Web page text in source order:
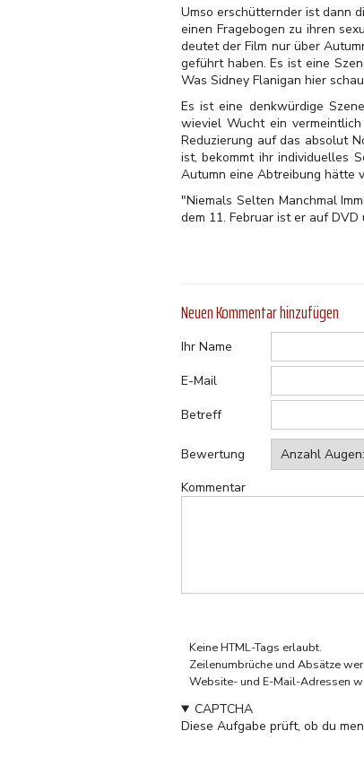
Umso erschütternder ist dann
einen Fragebogen zu ihren
deutet der Film nur über
geführt haben. Es ist eine
Was Sidney Flanigan hier
Es ist eine denkwürdige
wieviel Wucht ein
Reduzierung auf das absolut
ist, bekommt ihr individuelles
Autumn eine Abtreibung hätte
"Niemals Selten Manchmal
dem 11. Februar ist er auf
Neuen Kommentar hinzufügen
Ihr Name
E-Mail
Betreff
Bewertung
Kommentar
Keine HTML-Tags erlaubt.
Zeilenumbrüche und Absätze
Website- und E-Mail-Adressen
CAPTCHA
Diese Aufgabe prüft, ob du